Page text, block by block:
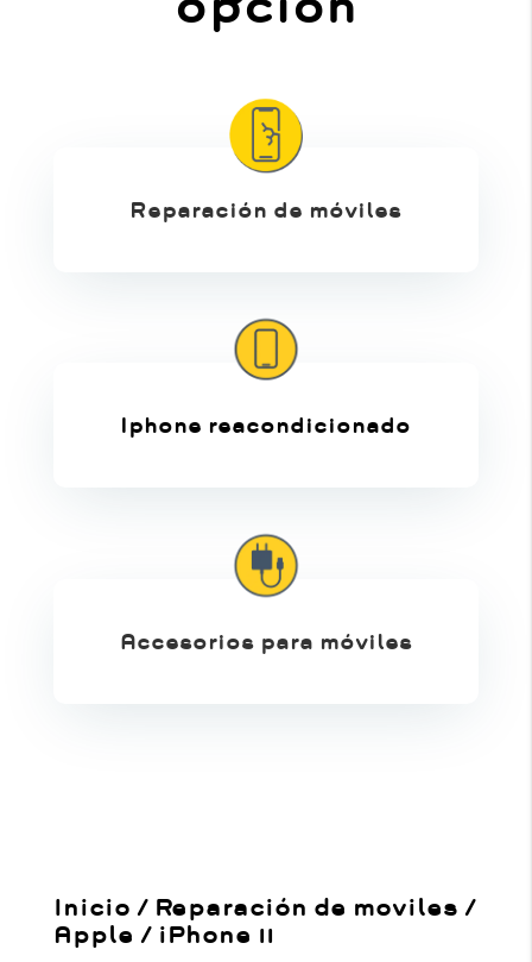
Reparación de móviles
Iphone reacondicionado
Accesorios para móviles
Inicio / Reparación de moviles /
Apple / iPhone 11